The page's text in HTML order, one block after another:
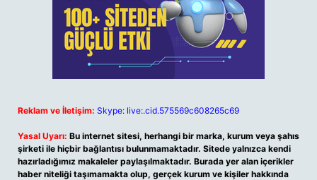
Reklam ve İletişim: Skype: live:.cid.575569c608265c69
Yasal Uyarı: Bu internet sitesi, herhangi bir marka, kurum veya şahıs
şirketi ile hiçbir bağlantısı bulunmamaktadır. Sitede yalnızca kendi
hazırladığımız makaleler paylaşılmaktadır. Burada yer alan içerikler
haber niteliği taşımamakta olup, gerçek kurum ve kişiler hakkında